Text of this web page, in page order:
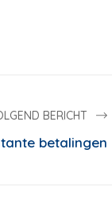
BERICHT
betalingen